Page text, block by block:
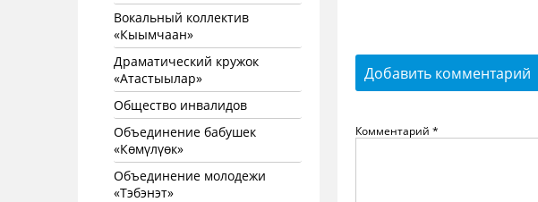
Вокальный коллектив
«Кыымчаан»
Драматический кружок
«Атастыылар»
Общество инвалидов
Объединение бабушек
«Көмүлүөк»
Объединение молодежи
«Тэбэнэт»
Добавить комментарий
Комментарий *